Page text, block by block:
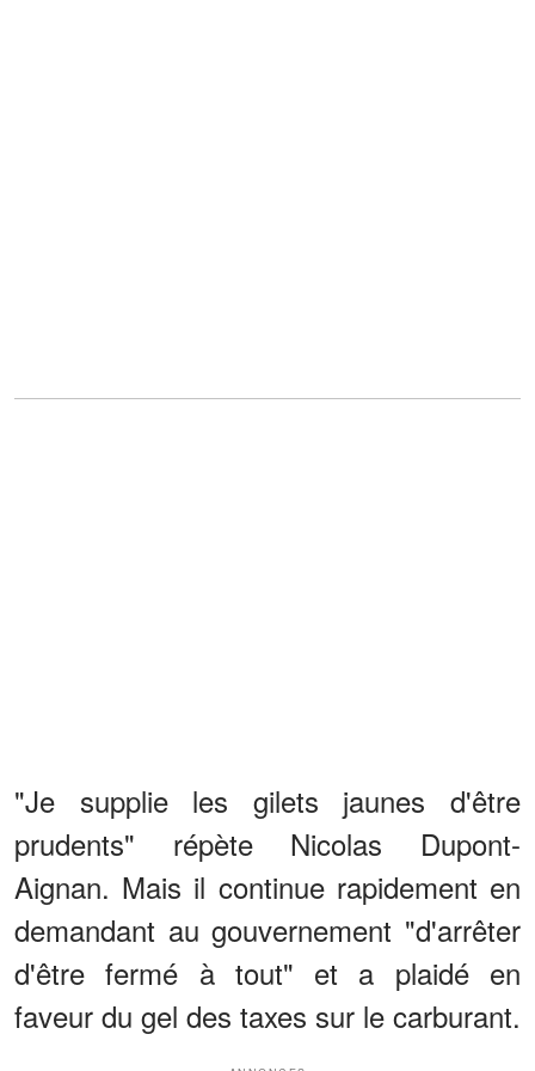
"Je supplie les gilets jaunes d'être
prudents" répète Nicolas Dupont-
Aignan. Mais il continue rapidement en
demandant au gouvernement "d'arrêter
d'être fermé à tout" et a plaidé en
faveur du gel des taxes sur le carburant.